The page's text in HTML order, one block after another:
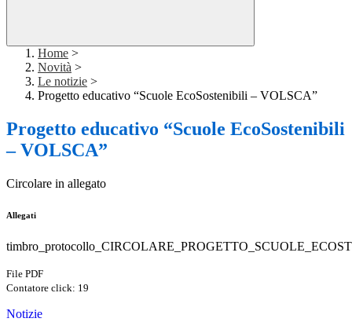
Home >
Novità >
Le notizie >
Progetto educativo “Scuole EcoSostenibili – VOLSCA”
Progetto educativo “Scuole EcoSostenibili
– VOLSCA”
Circolare in allegato
Allegati
File PDF
Contatore click: 19
Notizie